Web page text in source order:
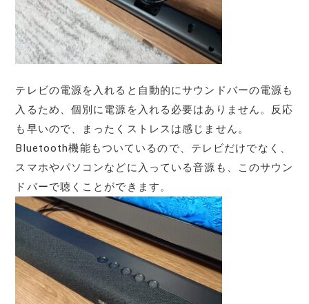
テレビの電源を入れると自動的にサウンドバーの電源も
入るため、個別に電源を入れる必要はありません。反応
も早いので、まったくストレスは感じません。
Bluetooth機能もついているので、テレビだけでなく、
スマホやパソコンなどに入っている音源も、このサウン
ドバーで聴くことができます。